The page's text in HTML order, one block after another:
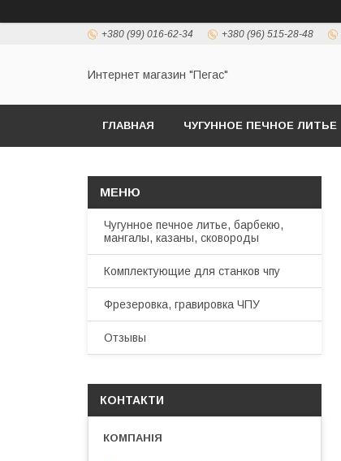
+380 (99) 016-62-34 +380 (96) 515-28-48
Интернет магазин "Пегас"
ГЛАВНАЯ ЧУГУННОЕ ПЕЧНОЕ ЛИТЬЕ
Чугунное печное литье, барбекю,
мангалы, казаны, сковороды
Комплектующие для станков чпу
Фрезеровка, гравировка ЧПУ
Отзывы
КОНТАКТИ